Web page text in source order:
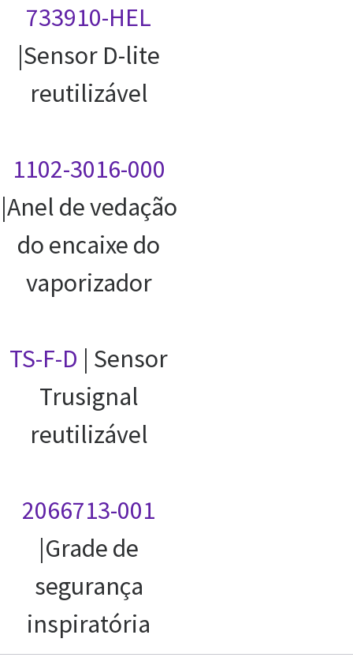
733910-HEL
|Sensor D-lite
reutilizável
1102-3016-000
|Anel de vedação
do encaixe do
vaporizador
TS-F-D | Sensor
Trusignal
reutilizável
2066713-001
|Grade de
segurança
inspiratória